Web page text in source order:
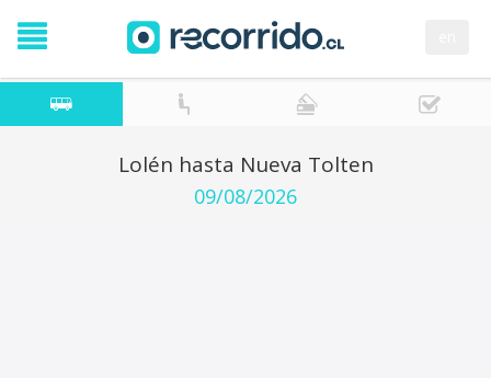
Lolén hasta Nueva Tolten
09/08/2026